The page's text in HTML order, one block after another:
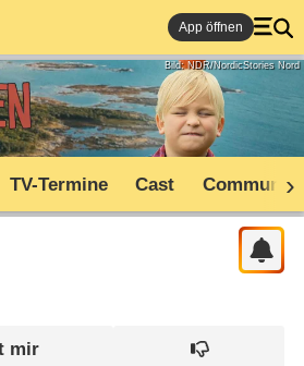
App öffnen
Bild: NDR/NordicStories Nord
TV-Termine Cast Community